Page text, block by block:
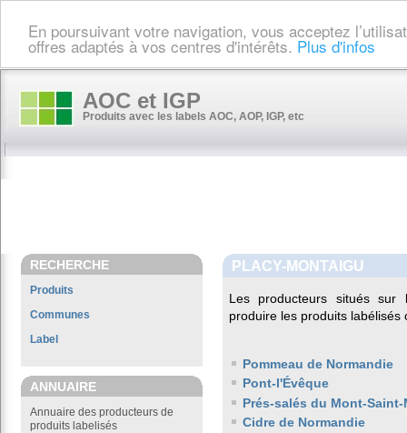
En poursuivant votre navigation, vous acceptez
offres adaptés à vos centres d'intérêts. Plus d'infos
AOC et IGP
Produits avec les labels AOC, AOP, IGP, etc
RECHERCHE
Produits
Communes
Label
ANNUAIRE
Annuaire des producteurs de
produits labelisés
PLACY-MONTAIGU
Les producteurs situés
produire les produits labélisés
Pommeau de Normandie
Pont-l'Évêque
Prés-salés du Mont-
Cidre de Normandie